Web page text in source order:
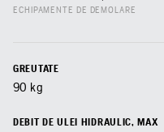
ECHIPAMENTE DE DEMOLARE
GREUTATE
90 kg
DEBIT DE ULEI HIDRAULIC, MAX